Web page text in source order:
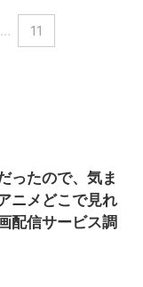
… 11
ったので、気ま
ニメどこで見れ
配信サービス調